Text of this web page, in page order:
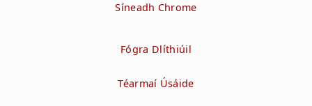
Síneadh Chrome
Fógra Dlíthiúil
Téarmaí Úsáide